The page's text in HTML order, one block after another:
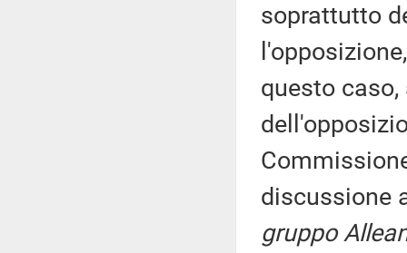
soprattutto
questo
discussione
gruppo